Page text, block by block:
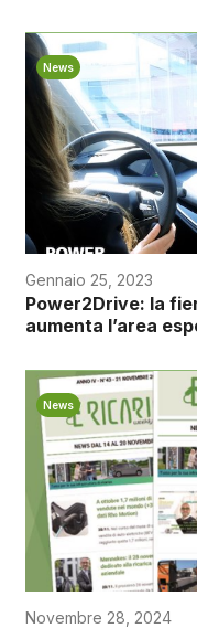
News
Gennaio 25, 2023
Power2Drive: la
aumenta l’area
News
Novembre 28, 2024